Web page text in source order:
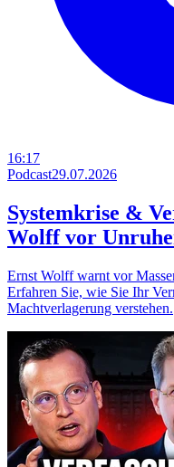
16:17
Podcast29.07.2026
Systemkrise &
Wolff vor
Ernst Wolff warnt vor
Erfahren Sie, wie Sie Ihr
Machtverlagerung verstehen.